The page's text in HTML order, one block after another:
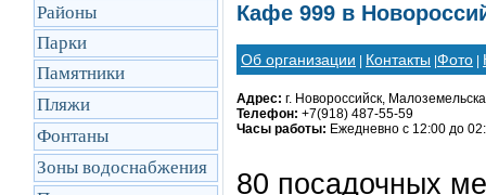
Районы
Парки
Памятники
Пляжи
Фонтаны
Зоны водоснабжения
Кафе 999 в
Об организации Контакты Фото
Адрес: г. Новороссийск,
Телефон: +7(918) 487-55-59
Часы работы: Ежедневно с 12:00 до
80 посадочных